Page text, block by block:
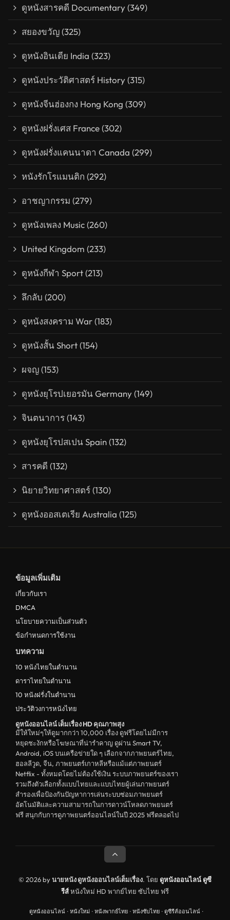
ดูหนังสารคดี Documentary(349)
สยองขวัญ(325)
ดูหนังอินเดีย India (323)
ดูหนังประวัติศาสตร์ History(315)
ดูหนังจีนฮ่องกง Hong Kong (309)
ดูหนังฝรั่งเศส France(302)
ดูหนังฝรั่งแคนนาดา Canada (299)
หนังรักโรแมนติก (292)
อาชญากรรม (279)
ดูหนังเพลง Music(260)
United Kingdom (233)
ดูหนังกีฬา Sport(213)
ลึกลับ (200)
ดูหนังสงคราม War(183)
ดูหนังสั้น Short(154)
ผจญ(153)
ดูหนังยุโรปเยอรมัน Germany(149)
จินตนาการ(143)
ดูหนังยุโรปสเปน Spain(132)
สารคดี (132)
นิยายวิทยาศาสตร์(130)
ดูหนังออสเตเรีย Australia (125)
ข้อมูลเพิ่มเติม
เกี่ยวกับเรา
DMCA
นโยบายความเป็นส่วนตัว
ข้อกำหนดการใช้งาน
บทความ
10 หนังไทยในตำนาน
ดาราไทยในตำนาน
10 หนังฝรั่งในตำนาน
ประวัติวงการหนังไทย
ดูหนังออนไลน์ เต็มเรื่อง HD คุณภาพสุง
มีให้ใหม่ๆให้ดูมากกว่า 10,000 เรื่อง ดูฟรีโดยไม่มีการ
หยุดชะงักหรือโฆษณาที่น่ารำคาญ ดูผ่าน Smart TV,
Android, iOS บนเครือข่ายใด ๆ เลือกจากภาพยนตร์ไทย,
ฮอลลีวูด, จีน, ภาพยนตร์เกาหลีหรือแม้แต่ภาพยนตร์
Netflix - ทั้งหมดโดยไม่ต้องใช้เงิน ระบบภาพยนตร์ของเรา
รวมถึงตัวเลือกทั้งแบบไทยและแบบไทยผู้เล่นภาพยนตร์
สำรองเพื่อป้องกันปัญหาการเล่นระบบซ่อมภาพยนตร์
อัตโนมัติและความสามารถในการดาวน์โหลดภาพยนตร์
ฟรี สนุกกับการดูภาพยนตร์ออนไลน์ในปี 2025 ฟรีตลอดไป
© 2026 byนายหนัง ดูหนังออนไลน์เต็มเรื่อง. โดย ดูหนังออนไลน์ ดูซี
รีส์หนังใหม่ HD พากย์ไทย ซับไทย ฟรี
ดูหนังออนไลน์ · หนังใหม่ · หนังพากย์ไทย · หนังซับไทย · ดูซีรีส์ออนไลน์ ·